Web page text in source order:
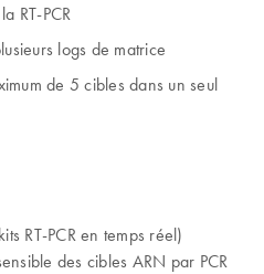
RT-PCR
logs de matrice
de 5 cibles dans un seul
RT-PCR en temps réel)
des cibles ARN par PCR